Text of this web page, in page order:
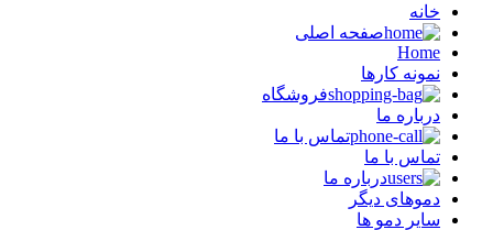
خانه
صفحه اصلی
Home
نمونه کارها
فروشگاه
درباره ما
تماس با ما
تماس با ما
درباره ما
دموهای دیگر
سایر دمو ها